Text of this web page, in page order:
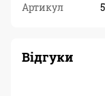
Артикул
Відгуки